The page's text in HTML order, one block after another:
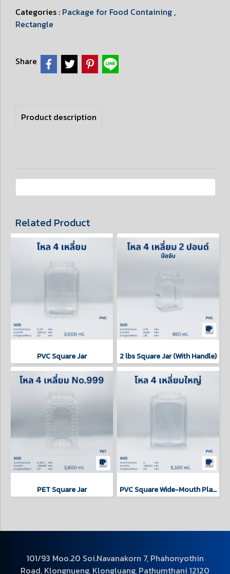
Categories : Package for Food Containing ,
Rectangle
Share
Product description
Related Product
PVC Square Jar 2 lbs Square Jar (With Handle)
PET Square Jar PVC Square Wide-Mouth Plastic Jar
101/93 Moo.20 Soi.Navanakorn 7, Phahonyothin
Road. Klongnueng, Klongluang, Pathumthani 12120